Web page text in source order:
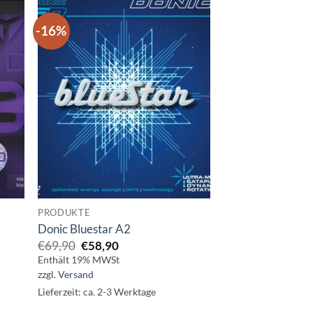
-16%
PRODUKTE
Donic Bluestar A2
€69,90 Ursprünglicher
Preis
war:
€69,90
€58,90Aktueller
Preis
ist:
Enthält 19% MWSt
zzgl.Versand
Lieferzeit: ca. 2-3 Werktage